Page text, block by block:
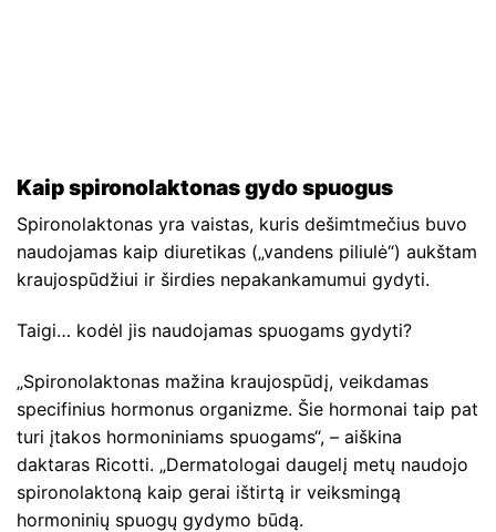
Kaip spironolaktonas gydo spuogus
Spironolaktonas yra vaistas, kuris dešimtmečius buvo
naudojamas kaip diuretikas („vandens piliulė“) aukštam
kraujospūdžiui ir širdies nepakankamumui gydyti.
Taigi… kodėl jis naudojamas spuogams gydyti?
„Spironolaktonas mažina kraujospūdį, veikdamas
specifinius hormonus organizme. Šie hormonai taip pat
turi įtakos hormoniniams spuogams“, – aiškina
daktaras Ricotti. „Dermatologai daugelį metų naudojo
spironolaktoną kaip gerai ištirtą ir veiksmingą
hormoninių spuogų gydymo būdą.